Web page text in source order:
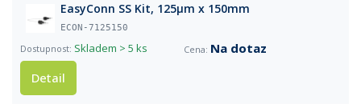
EasyConn SS Kit, 125µm x 150mm
ECON-7125150
Skladem > 5 ks
Na dotaz
Detail